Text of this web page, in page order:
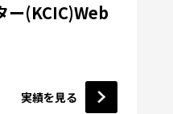
ー(KCIC)Web
実績を見る